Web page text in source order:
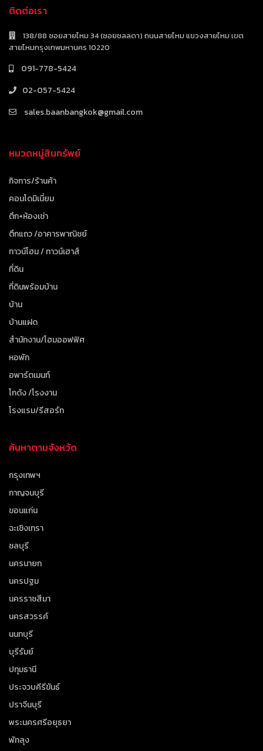
ติดต่อเรา
138/88 ซอยสายไหม 34 (ซอยชลลดา) ถนนสายไหม แขวงสายไหม เขต
สายไหมกรุงเทพมหานคร 10220
091-778-5424
02-057-5424
sales.baanbangkok@gmail.com
หมวดหมู่สินทรัพย์
กิจการ/ร้านค้า
คอนโดมิเนี่ยม
ตึก+ห้องเช่า
ตึกแถว /อาคารพาณิชย์
ทาวน์โฮม / ทาวน์เฮาส์
ที่ดิน
ที่ดินพร้อมบ้าน
บ้าน
บ้านแฝด
สำนักงาน/โฮมออฟฟิศ
หอพัก
อพาร์ตเมนท์
โกดัง /โรงงาน
โรงแรม/รีสอร์ท
ค้นหาตามจังหวัด
กรุงเทพฯ
กาญจนบุรี
ขอนแก่น
ฉะเชิงเทรา
ชลบุรี
นครนายก
นครปฐม
นครราชสีมา
นครสวรรค์
นนทบุรี
บุรีรัมย์
ปทุมธานี
ประจวบคีรีขันธ์
ปราจีนบุรี
พระนครศรีอยุธยา
พัทลุง